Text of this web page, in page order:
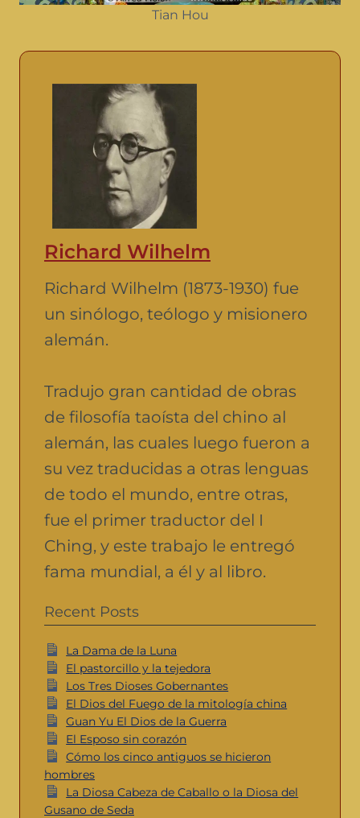
Tian Hou
Richard Wilhelm
Richard Wilhelm (1873-1930) fue
un sinólogo, teólogo y misionero
alemán.
Tradujo gran cantidad de obras
de filosofía taoísta del chino al
alemán, las cuales luego fueron a
su vez traducidas a otras lenguas
de todo el mundo, entre otras,
fue el primer traductor del I
Ching, y este trabajo le entregó
fama mundial, a él y al libro.
Recent Posts
La Dama de la Luna
El pastorcillo y la tejedora
Los Tres Dioses Gobernantes
El Dios del Fuego de la mitología china
Guan Yu El Dios de la Guerra
El Esposo sin corazón
Cómo los cinco antiguos se hicieron
hombres
La Diosa Cabeza de Caballo o la Diosa del
Gusano de Seda